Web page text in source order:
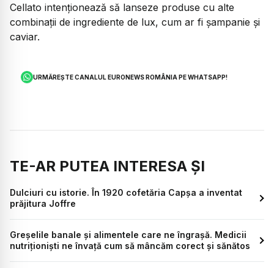
Cellato intenționează să lanseze produse cu alte
combinații de ingrediente de lux, cum ar fi șampanie și
caviar.
URMĂREȘTE CANALUL EURONEWS ROMÂNIA PE WHATSAPP!
TE-AR PUTEA INTERESA ȘI
Dulciuri cu istorie. În 1920 cofetăria Capșa a inventat
prăjitura Joffre
Greșelile banale și alimentele care ne îngrașă. Medicii
nutriționiști ne învață cum să mâncăm corect și sănătos